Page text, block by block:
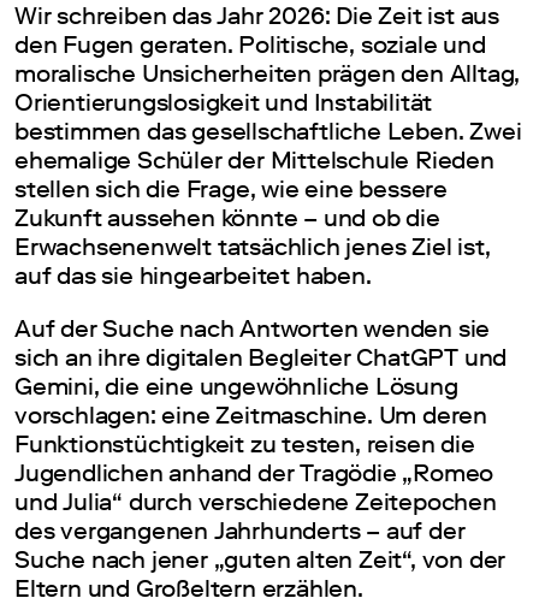
Wir schreiben das Jahr 2026: Die Zeit ist aus
den Fugen geraten. Politische, soziale und
moralische Unsicherheiten prägen den Alltag,
Orientierungslosigkeit und Instabilität
bestimmen das gesellschaftliche Leben. Zwei
ehemalige Schüler der Mittelschule Rieden
stellen sich die Frage, wie eine bessere
Zukunft aussehen könnte – und ob die
Erwachsenenwelt tatsächlich jenes Ziel ist,
auf das sie hingearbeitet haben.
Auf der Suche nach Antworten wenden sie
sich an ihre digitalen Begleiter ChatGPT und
Gemini, die eine ungewöhnliche Lösung
vorschlagen: eine Zeitmaschine. Um deren
Funktionstüchtigkeit zu testen, reisen die
Jugendlichen anhand der Tragödie „Romeo
und Julia“ durch verschiedene Zeitepochen
des vergangenen Jahrhunderts – auf der
Suche nach jener „guten alten Zeit“, von der
Eltern und Großeltern erzählen.